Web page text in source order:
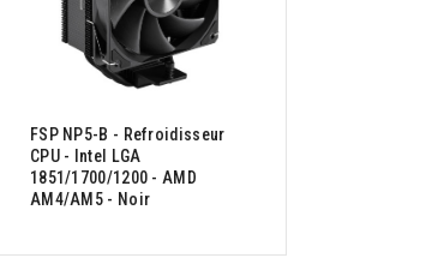
FSP NP5-B - Refroidisseur
CPU - Intel LGA
1851/1700/1200 - AMD
AM4/AM5 - Noir